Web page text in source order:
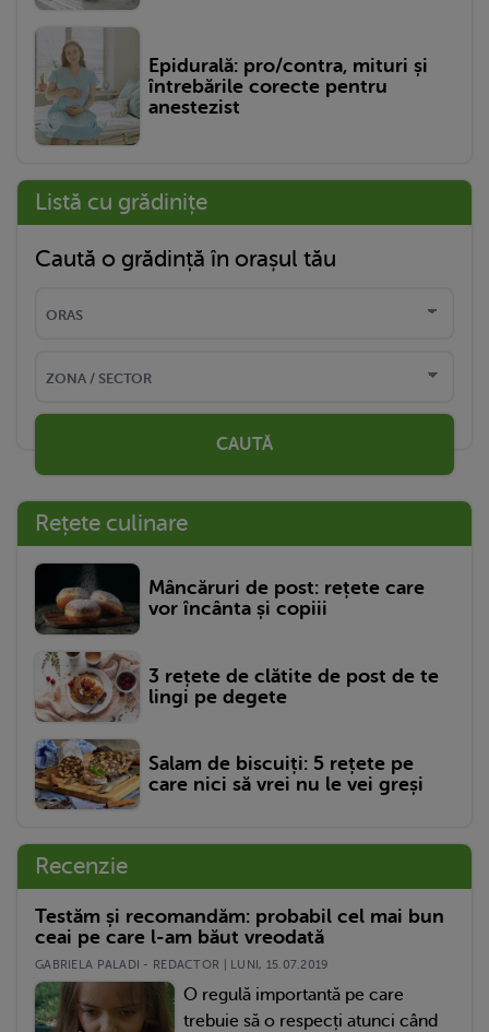
Epidurală: pro/contra, mituri și
întrebările corecte pentru
anestezist
Listă cu grădinițe
Caută o grădință în orașul tău
CAUTĂ
Rețete culinare
Mâncăruri de post: rețete care
vor încânta și copiii
3 rețete de clătite de post de te
lingi pe degete
Salam de biscuiți: 5 rețete pe
care nici să vrei nu le vei greși
Recenzie
Testăm și recomandăm: probabil cel mai bun
ceai pe care l-am băut vreodată
GABRIELA PALADI - REDACTOR | LUNI, 15.07.2019
O regulă importantă pe care
trebuie să o respecți atunci când